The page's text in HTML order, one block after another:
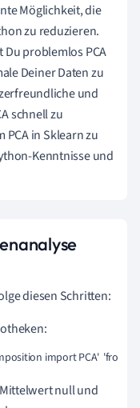
Möglichkeit, die
zu reduzieren.
problemlos PCA
Deiner Daten zu
und
schnell zu
in Sklearn zu
Kenntnisse und
diesen Schritten:
import PCA'  'from
null und